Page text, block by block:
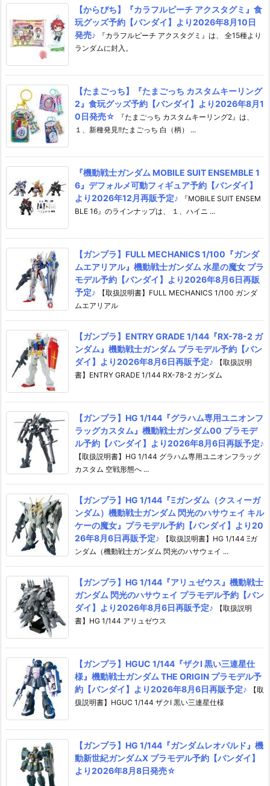
【からぴち】『カラフルピーチ アクスタグミ』食
玩グッズ予約【バンダイ】より2026年8月10日
発売♪
『カラフルピーチ アクスタグミ』は、 全15種より
ランダムに封入。
【たまごっち】『たまごっち カスタムキーリング
2』食玩グッズ予約【バンダイ】より2026年8月1
0日発売☆
『たまごっち カスタムキーリング2』は、
１、新種発見!!たまごっち 白（柄） ...
『機動戦士ガンダム MOBILE SUIT ENSEMBLE 1
6』デフォルメ可動フィギュア予約【バンダイ】
より2026年12月再販予定♪
『MOBILE SUIT ENSEM
BLE 16』のラインナップは、 １、ハイニ ...
【ガンプラ】FULL MECHANICS 1/100『ガンダ
ムエアリアル』機動戦士ガンダム 水星の魔女 プラ
モデル予約【バンダイ】より2026年8月6日再販
予定♪
【取扱説明書】FULL MECHANICS 1/100 ガンダ
ムエアリアル
【ガンプラ】ENTRY GRADE 1/144『RX-78-2 ガ
ンダム』機動戦士ガンダム プラモデル予約【バン
ダイ】より2026年8月6日再販予定♪
【取扱説明
書】ENTRY GRADE 1/144 RX-78-2 ガンダム
【ガンプラ】HG 1/144『グラハム専用ユニオンフ
ラッグカスタム』機動戦士ガンダム00 プラモデ
ル予約【バンダイ】より2026年8月6日再販予定♪
【取扱説明書】HG 1/144 グラハム専用ユニオンフラッグ
カスタム 空戦形態へ ...
【ガンプラ】HG 1/144『Ξガンダム（クスィーガ
ンダム）機動戦士ガンダム 閃光のハサウェイ キル
ケーの魔女』プラモデル予約【バンダイ】より20
26年8月6日再販予定♪
【取扱説明書】HG 1/144 Ξガ
ンダム（機動戦士ガンダム 閃光のハサウェイ ...
【ガンプラ】HG 1/144『アリュゼウス』機動戦士
ガンダム 閃光のハサウェイ プラモデル予約【バン
ダイ】より2026年8月6日再販予定♪
【取扱説明
書】HG 1/144 アリュゼウス
【ガンプラ】HGUC 1/144『ザクI 黒い三連星仕
様』機動戦士ガンダム THE ORIGIN プラモデル予
約【バンダイ】より2026年8月6日再販予定♪
【取
扱説明書】HGUC 1/144 ザクI 黒い三連星仕様
【ガンプラ】HG 1/144『ガンダムレオパルド』機
動新世紀ガンダムX プラモデル予約【バンダイ】
より2026年8月8日発売☆